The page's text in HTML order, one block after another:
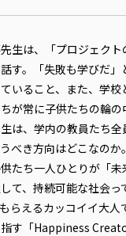
生は、「プロジェク
す。「失敗も学びだ
いること、また、学
が常に子供たちの輪
は、学内の教員たち
べき方向はどこなの
たち一人ひとりが「
て、持続可能な社会
らえるカッコイイ大
す「Happiness